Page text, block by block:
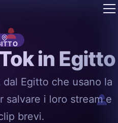
in Egitto
Egitto che usano la
salvare i loro stream e
brevi.